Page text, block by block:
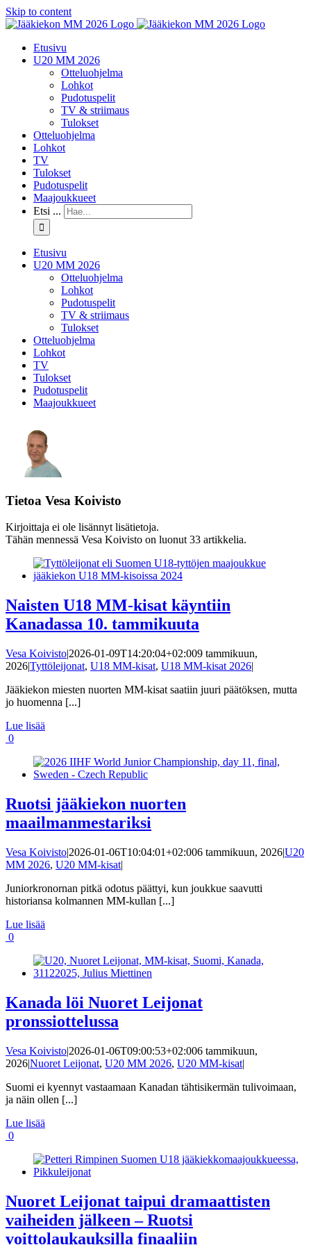
Skip to content
Etusivu
U20 MM 2026
Otteluohjelma
Lohkot
Pudotuspelit
TV & striimaus
Tulokset
Otteluohjelma
Lohkot
TV
Tulokset
Pudotuspelit
Maajoukkueet
Etsi ...
Etusivu
U20 MM 2026
Otteluohjelma
Lohkot
Pudotuspelit
TV & striimaus
Tulokset
Otteluohjelma
Lohkot
TV
Tulokset
Pudotuspelit
Maajoukkueet
Tietoa Vesa Koivisto
Kirjoittaja ei ole lisännyt lisätietoja.
Tähän mennessä Vesa Koivisto on luonut 33 artikkelia.
Naisten U18 MM-kisat käyntiin
Kanadassa 10. tammikuuta
Vesa Koivisto|2026-01-09T14:20:04+02:009 tammikuun,
2026|Tyttöleijonat, U18 MM-kisat, U18 MM-kisat 2026|
Jääkiekon miesten nuorten MM-kisat saatiin juuri päätöksen, mutta
jo huomenna [...]
Lue lisää
0
Ruotsi jääkiekon nuorten
maailmanmestariksi
Vesa Koivisto|2026-01-06T10:04:01+02:006 tammikuun, 2026|U20
MM 2026, U20 MM-kisat|
Juniorkronornan pitkä odotus päättyi, kun joukkue saavutti
historiansa kolmannen MM-kullan [...]
Lue lisää
0
Kanada löi Nuoret Leijonat
pronssiottelussa
Vesa Koivisto|2026-01-06T09:00:53+02:006 tammikuun,
2026|Nuoret Leijonat, U20 MM 2026, U20 MM-kisat|
Suomi ei kyennyt vastaamaan Kanadan tähtisikermän tulivoimaan,
ja näin ollen [...]
Lue lisää
0
Nuoret Leijonat taipui dramaattisten
vaiheiden jälkeen – Ruotsi
voittolaukauksilla finaaliin